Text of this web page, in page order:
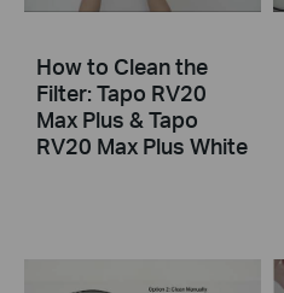
How to Clean the
Filter: Tapo RV20
Max Plus & Tapo
RV20 Max Plus White